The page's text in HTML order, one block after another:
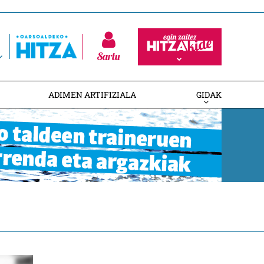
Sartu
ADIMEN ARTIFIZIALA GIDAK